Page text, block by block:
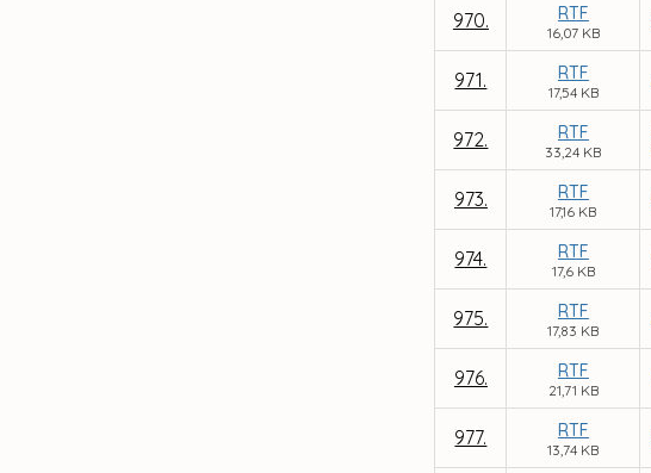
970. RTF
16,07 KB
971. RTF
17,54 KB
972. RTF
33,24 KB
973. RTF
17,16 KB
974. RTF
17,6 KB
975. RTF
17,83 KB
976. RTF
21,71 KB
977. RTF
13,74 KB